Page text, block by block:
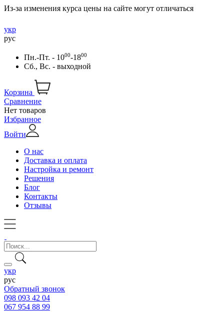
Из-за изменения курса цены на сайте могут отличаться
укр
рус
Пн.-Пт. - 1000-1800
Сб., Вс. - выходной
Корзина
Сравнение
Нет товаров
Избранное
Войти
О нас
Доставка и оплата
Настройка и ремонт
Решения
Блог
Контакты
Отзывы
укр
рус
Обратный звонок
098 093 42 04
067 954 88 99